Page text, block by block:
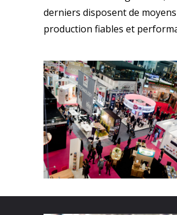
derniers disposent de
production fiables et